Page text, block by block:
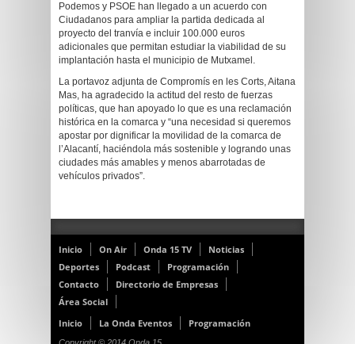
Podemos y PSOE han llegado a un acuerdo con
Ciudadanos para ampliar la partida dedicada al
proyecto del tranvía e incluir 100.000 euros
adicionales que permitan estudiar la viabilidad de su
implantación hasta el municipio de Mutxamel.
La portavoz adjunta de Compromís en les Corts, Aitana
Mas, ha agradecido la actitud del resto de fuerzas
políticas, que han apoyado lo que es una reclamación
histórica en la comarca y “una necesidad si queremos
apostar por dignificar la movilidad de la comarca de
l’Alacantí, haciéndola más sostenible y logrando unas
ciudades más amables y menos abarrotadas de
vehículos privados”.
Inicio On Air Onda 15 TV
Noticias
Deportes
Podcast
Programación
Contacto
Directorio de Empresas
Área Social
Inicio
La Onda Eventos Programación